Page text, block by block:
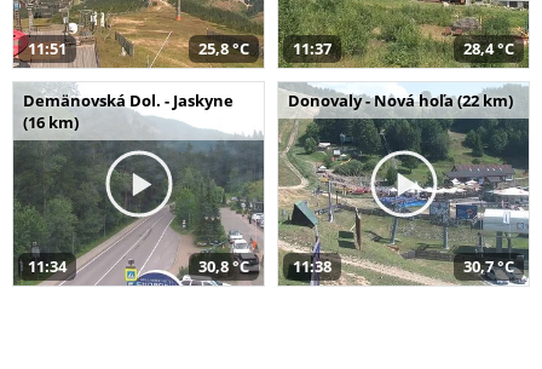
11:51 25,8 °C 11:37 28,4 °C
Demänovská Dol. - Jaskyne
(16 km)
11:34 30,8 °C
Donovaly - Nová hoľa (22 km)
11:38 30,7 °C